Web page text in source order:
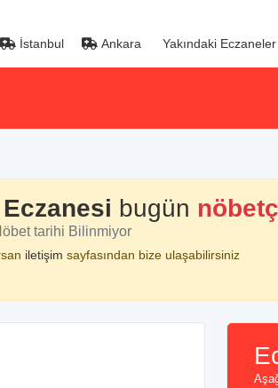
İstanbul Ankara Yakındaki Eczaneler
bugün
tarihi Bilinmiyor
iletişim sayfasından bize ulaşabilirsiniz